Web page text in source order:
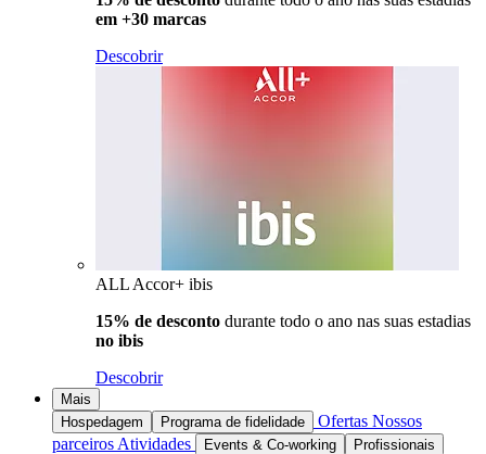
em +30 marcas
Descobrir
ALL Accor+ ibis
15% de desconto durante todo o ano nas suas estadias
no ibis
Descobrir
Mais
Hospedagem
Programa de fidelidade Ofertas Nossos
parceiros Atividades Events & Co-working
Profissionais